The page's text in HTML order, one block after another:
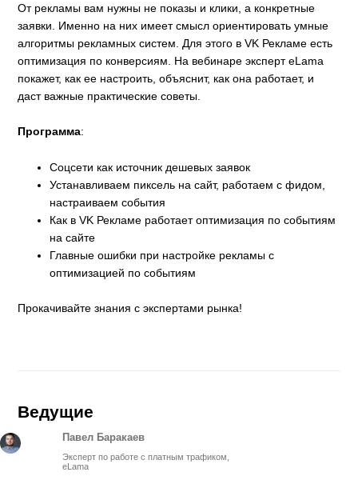
От рекламы вам нужны не показы и клики, а конкретные
заявки. Именно на них имеет смысл ориентировать умные
алгоритмы рекламных систем. Для этого в VK Рекламе есть
оптимизация по конверсиям. На вебинаре эксперт eLama
покажет, как ее настроить, объяснит, как она работает, и
даст важные практические советы.
Программа:
Соцсети как источник дешевых заявок
Устанавливаем пиксель на сайт, работаем с фидом,
настраиваем события
Как в VK Рекламе работает оптимизация по событиям
на сайте
Главные ошибки при настройке рекламы с
оптимизацией по событиям
Прокачивайте знания с экспертами рынка!
Ведущие
Павел Баракаев
Эксперт по работе с платным трафиком,
eLama